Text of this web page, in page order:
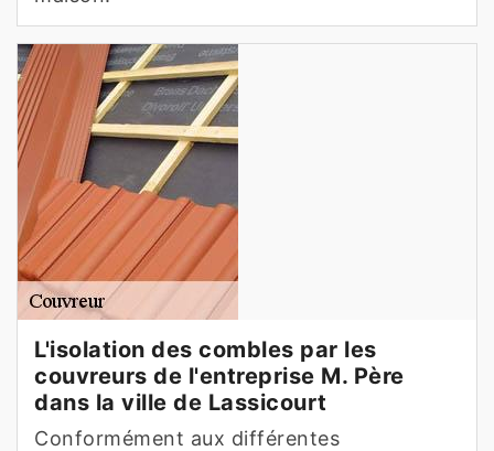
L'isolation des combles par les
couvreurs de l'entreprise M. Père
dans la ville de Lassicourt
Conformément aux différentes